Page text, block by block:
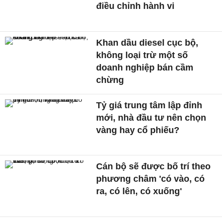
điều chỉnh hành vi
Khan dầu diesel cục bộ,
không loại trừ một số
doanh nghiệp bán cầm
chừng
Tỷ giá trung tâm lập đỉnh
mới, nhà đầu tư nên chọn
vàng hay cổ phiếu?
Cán bộ sẽ được bố trí theo
phương châm 'có vào, có
ra, có lên, có xuống'